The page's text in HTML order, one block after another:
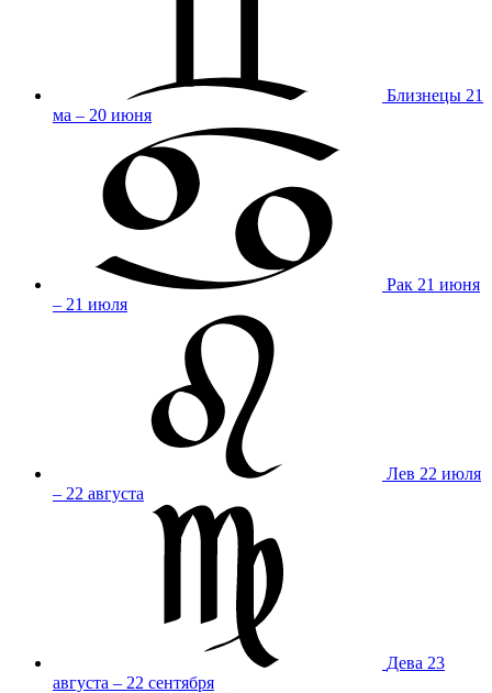
Близнецы 21
ма – 20 июня
Рак 21 июня
– 21 июля
Лев 22 июля
– 22 августа
Дева 23
августа – 22 сентября